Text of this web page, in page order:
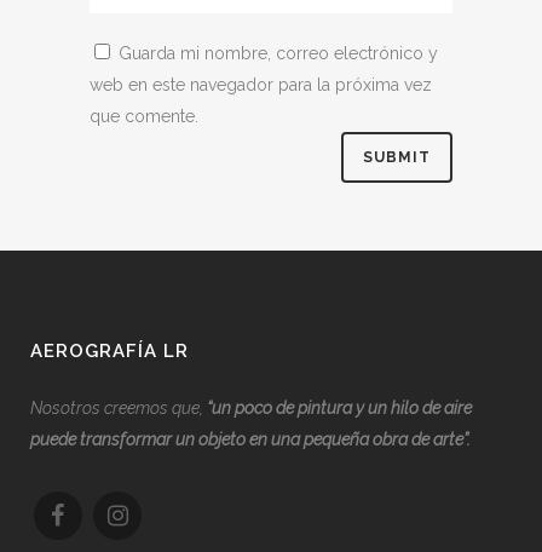
Guarda mi nombre, correo electrónico y
web en este navegador para la próxima vez
que comente.
AEROGRAFÍA LR
Nosotros creemos que, “un poco de pintura y un hilo de aire
puede transformar un objeto en una pequeña obra de arte”.